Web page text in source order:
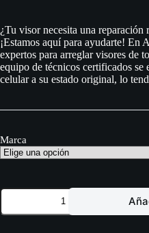
¿Tu visor necesita una reparación
¡Estamos aquí para ayudarte! En
expertos para arreglar visores de
equipo de técnicos certificados se
celular a su estado original, lo
Marca
Cambio
visor